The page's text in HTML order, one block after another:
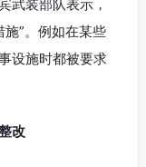
武装部队表示，
”。例如在某些
设施时都被要求
改